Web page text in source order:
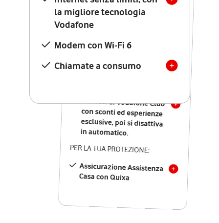
la migliore tecnologia
Vodafone
Modem con Wi-Fi 6
Chiamate a consumo
Vodafone
Modem Seven con Wi-Fi 7
Chiamate illimitate verso
numeri fissi e mobili
nazionali
12 mesi di Vodafone Club
con sconti ed esperienze
esclusive, poi si disattiva
in automatico.
PER LA TUA PROTEZIONE:
Assicurazione Assistenza
Casa con Quixa